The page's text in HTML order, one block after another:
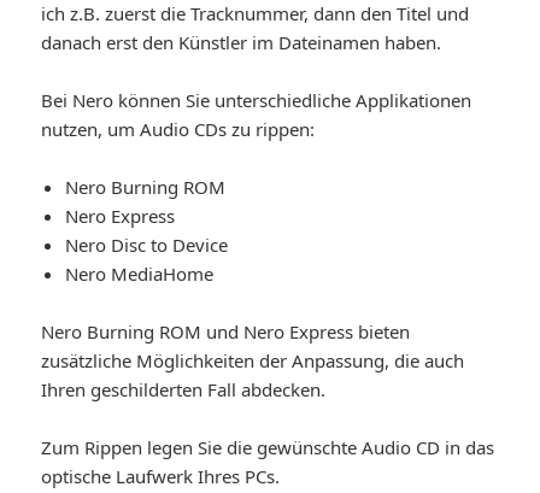
ich z.B. zuerst die Tracknummer, dann den Titel und
danach erst den Künstler im Dateinamen haben.
Bei Nero können Sie unterschiedliche Applikationen
nutzen, um Audio CDs zu rippen:
Nero Burning ROM
Nero Express
Nero Disc to Device
Nero MediaHome
Nero Burning ROM und Nero Express bieten
zusätzliche Möglichkeiten der Anpassung, die auch
Ihren geschilderten Fall abdecken.
Zum Rippen legen Sie die gewünschte Audio CD in das
optische Laufwerk Ihres PCs.